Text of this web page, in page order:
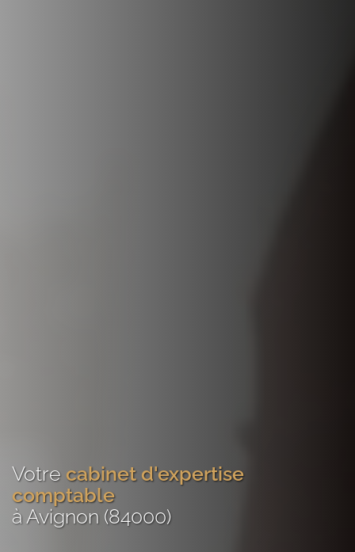
Votre cabinet d'expertise
comptable
à Avignon (84000)